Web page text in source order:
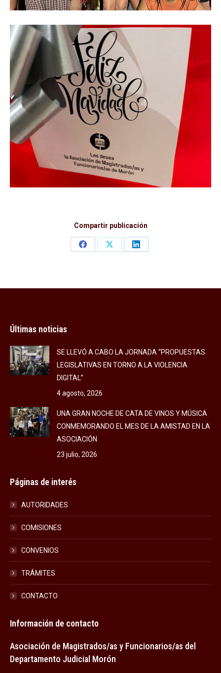
Compartir publicación
Share
Share
Share
Últimas noticias
SE LLEVÓ A CABO LA JORNADA “PROPUESTAS
LEGISLATIVAS EN TORNO A LA VIOLENCIA
DIGITAL”
4 agosto, 2026
UNA GRAN NOCHE DE CATA DE VINOS Y MÚSICA
CONMEMORANDO EL MES DE LA AMISTAD EN LA
ASOCIACIÓN
23 julio, 2026
Páginas de interés
AUTORIDADES
COMISIONES
CONVENIOS
TRÁMITES
CONTACTO
Información de contacto
Asociación de Magistrados/as y Funcionarios/as del
Departamento Judicial Morón